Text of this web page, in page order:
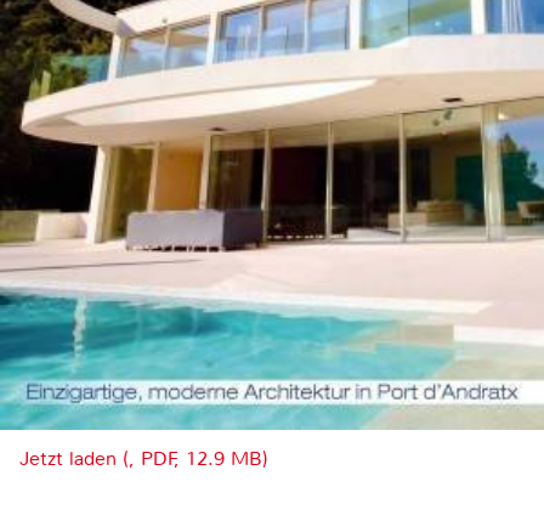
Jetzt laden (, PDF, 12.9 MB)